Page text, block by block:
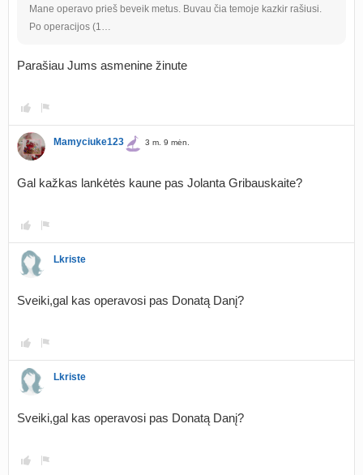
Mane operavo prieš beveik metus. Buvau čia temoje kazkir rašiusi.
Po operacijos (1…
Parašiau Jums asmenine žinute
Mamyciuke123 3 m. 9 mėn.
Gal kažkas lankėtės kaune pas Jolanta Gribauskaite?
Lkriste
Sveiki,gal kas operavosi pas Donatą Danį?
Lkriste
Sveiki,gal kas operavosi pas Donatą Danį?